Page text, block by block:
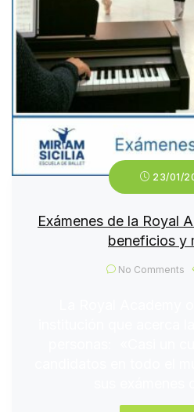
23/01/
Exámenes de la Royal
beneficios y
No Comments